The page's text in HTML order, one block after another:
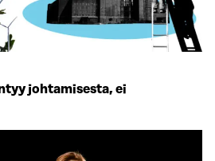
johtamisesta, ei